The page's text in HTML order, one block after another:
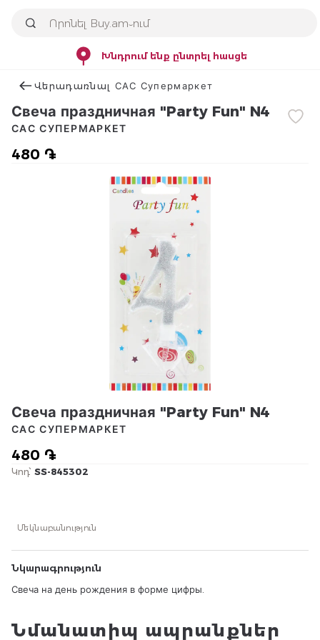
Խնդրում ենք ընտրել հասցե
Վերադառնալ САС Супермаркет
Свеча праздничная "Party Fun" N4
480 ֏
САС СУПЕРМАРКЕТ
Свеча праздничная "Party Fun" N4
480 ֏
САС СУПЕРМАРКЕТ
Կոդ՝ SS-845302
Մեկնաբանություն
Նկարագրություն
Свеча на день рождения в форме цифры.
Նմանատիպ ապրանքներ